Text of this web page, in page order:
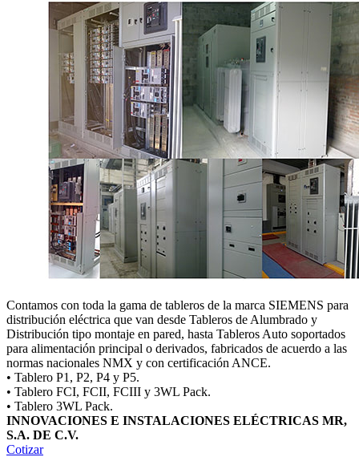
Contamos con toda la gama de tableros de la marca SIEMENS para
distribución eléctrica que van desde Tableros de Alumbrado y
Distribución tipo montaje en pared, hasta Tableros Auto soportados
para alimentación principal o derivados, fabricados de acuerdo a las
normas nacionales NMX y con certificación ANCE.
• Tablero P1, P2, P4 y P5.
• Tablero FCI, FCII, FCIII y 3WL Pack.
• Tablero 3WL Pack.
INNOVACIONES E INSTALACIONES ELÉCTRICAS MR,
S.A. DE C.V.
Cotizar